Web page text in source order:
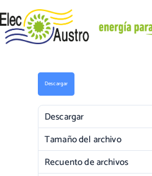
Descargar
Descargar
Tamaño del archivo
Recuento de archivos